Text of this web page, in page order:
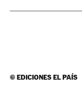
©EDICIONES EL PAÍS